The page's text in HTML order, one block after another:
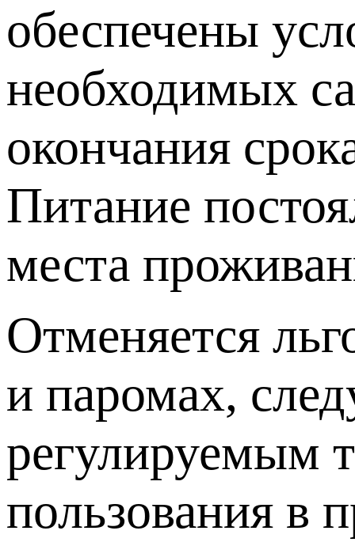
обеспечены
необходимых
окончания
Питание
места
Отменяется
и паромах,
регулируемым
пользования в